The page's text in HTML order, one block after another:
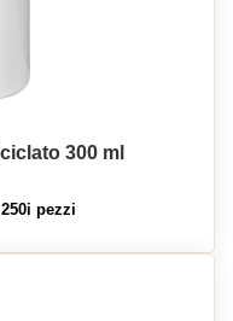
300 ml
pezzi